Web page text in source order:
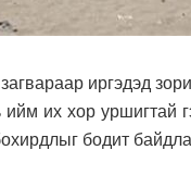
иргэдэд
их хор уршигтай
бодит